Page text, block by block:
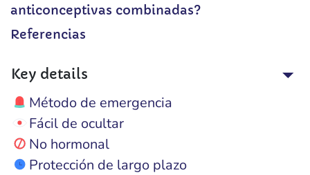
anticonceptivas combinadas?
Referencias
Key details
Método de emergencia
Fácil de ocultar
No hormonal
Protección de largo plazo